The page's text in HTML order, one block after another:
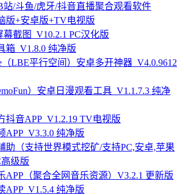
站/斗鱼/虎牙/抖音直播聚合观看软件
版+安卓版+TV电视版
幕截图_V10.2.1 PC汉化版
箱_V1.8.0 纯净版
（LBE平行空间）安卓多开神器_V4.0.9612
）安卓日漫观看工具_V1.1.7.3 纯净
抖音APP_V1.2.19 TV电视版
APP_V3.3.0 纯净版
助（支持世界模式挖矿/支持PC,安卓,苹果
级版
APP（聚合全网音乐资源）V3.2.1 更新版
APP_V1.5.4 纯净版